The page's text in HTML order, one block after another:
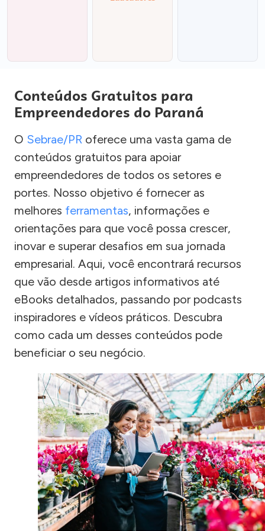
Conteúdos Gratuitos para
Empreendedores do Paraná
O Sebrae/PR oferece uma vasta gama de
conteúdos gratuitos para apoiar
empreendedores de todos os setores e
portes. Nosso objetivo é fornecer as
melhores ferramentas, informações e
orientações para que você possa crescer,
inovar e superar desafios em sua jornada
empresarial. Aqui, você encontrará recursos
que vão desde artigos informativos até
eBooks detalhados, passando por podcasts
inspiradores e vídeos práticos. Descubra
como cada um desses conteúdos pode
beneficiar o seu negócio.